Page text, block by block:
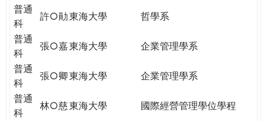
普通
科
許○勛東海大學
哲學系
普通
科
張○嘉東海大學
企業管理學系
普通
科
張○卿東海大學
企業管理學系
普通
科
林○慈東海大學
國際經營管理學位學程